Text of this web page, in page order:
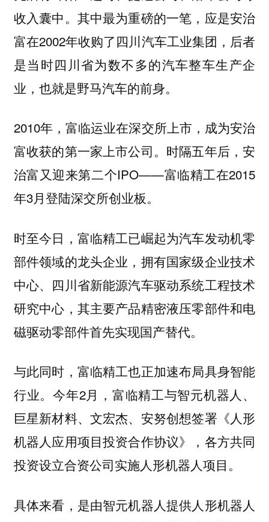
收入囊中。其中最为重磅的一笔，应是安治
富在2002年收购了四川汽车工业集团，后者
是当时四川省为数不多的汽车整车生产企
业，也就是野马汽车的前身。
2010年，富临运业在深交所上市，成为安治
富收获的第一家上市公司。时隔五年后，安
治富又迎来第二个IPO——富临精工在2015
年3月登陆深交所创业板。
时至今日，富临精工已崛起为汽车发动机零
部件领域的龙头企业，拥有国家级企业技术
中心、四川省新能源汽车驱动系统工程技术
研究中心，其主要产品精密液压零部件和电
磁驱动零部件首先实现国产替代。
与此同时，富临精工也正加速布局具身智能
行业。今年2月，富临精工与智元机器人、
巨星新材料、文宏杰、安努创想签署《人形
机器人应用项目投资合作协议》，各方共同
投资设立合资公司实施人形机器人项目。
具体来看，是由智元机器人提供人形机器人